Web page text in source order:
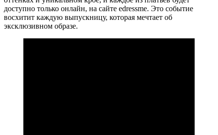
доступно только онлайн, на сайте edressme. Это событие
восхитит каждую выпускницу, которая мечтает об
эксклюзивном образе.